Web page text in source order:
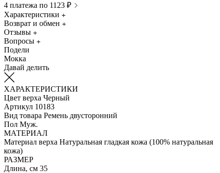
4 платежа по 1123 ₽
Характеристики
Возврат и обмен
Отзывы
Вопросы
Подели
Мокка
Давай делить
ХАРАКТЕРИСТИКИ
Цвет верха Черный
Артикул 10183
Вид товара Ремень двусторонний
Пол Муж.
МАТЕРИАЛ
Материал верха Натуральная гладкая кожа (100% натуральная
кожа)
РАЗМЕР
Длина, см 35